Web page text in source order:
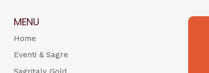
MENU
Home
Eventi & Sagre